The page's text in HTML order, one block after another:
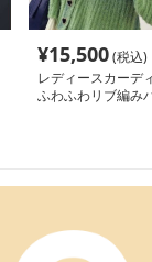
¥15,500(税込)
レディースカーデ
ふわふわリブ編み